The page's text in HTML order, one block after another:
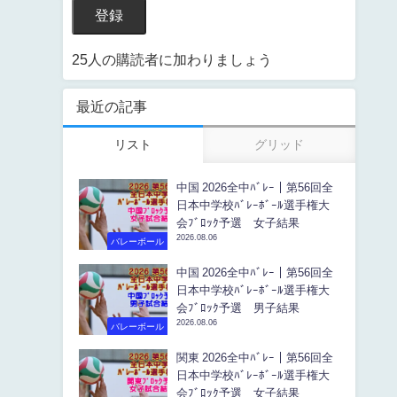
登録
25人の購読者に加わりましょう
最近の記事
リスト グリッド
バレーボール
中国 2026全中ﾊﾞﾚｰ｜第56回全
日本中学校ﾊﾞﾚｰﾎﾞｰﾙ選手権大
会ﾌﾞﾛｯｸ予選 女子結果
2026.08.06
バレーボール
中国 2026全中ﾊﾞﾚｰ｜第56回全
日本中学校ﾊﾞﾚｰﾎﾞｰﾙ選手権大
会ﾌﾞﾛｯｸ予選 男子結果
2026.08.06
関東 2026全中ﾊﾞﾚｰ｜第56回全
日本中学校ﾊﾞﾚｰﾎﾞｰﾙ選手権大
会ﾌﾞﾛｯｸ予選 女子結果